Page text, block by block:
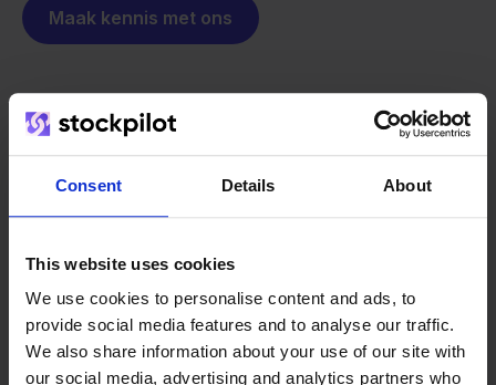
Consent Details About
This website uses cookies
We use cookies to personalise content and ads, to
provide social media features and to analyse our traffic.
We also share information about your use of our site with
our social media, advertising and analytics partners who
Maak kennis met ons
Built-in features
Voorraadsynchronisatie